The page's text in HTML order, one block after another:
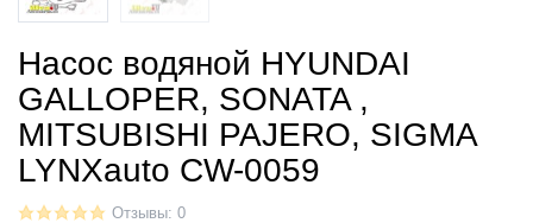
Насос водяной HYUNDAI
GALLOPER, SONATA ,
MITSUBISHI PAJERO, SIGMA
LYNXauto CW-0059
Отзывы: 0